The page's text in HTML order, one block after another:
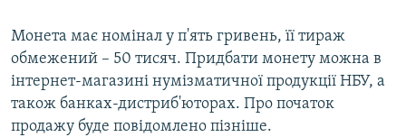
Монета має номінал у п'ять гривень, її тираж
обмежений – 50 тисяч. Придбати монету можна в
інтернет-магазині нумізматичної продукції НБУ, а
також банках-дистриб'юторах. Про початок
продажу буде повідомлено пізніше.